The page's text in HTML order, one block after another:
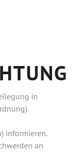
in
informieren.
an